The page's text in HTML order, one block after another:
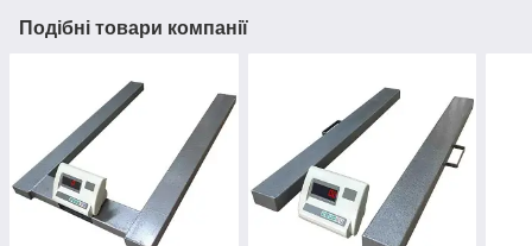
Подібні товари компанії